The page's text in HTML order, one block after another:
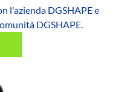
l'azienda DGSHAPE e
DGSHAPE.